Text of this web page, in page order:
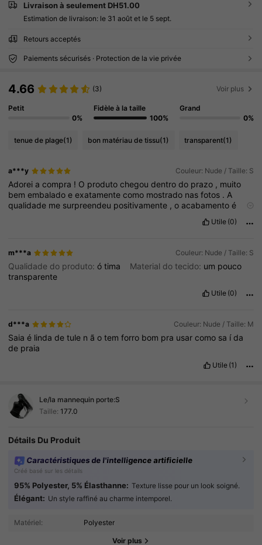
Livraison à seulement DH51.00
Estimation de livraison: le 31 août et le 5 sept.
Retours acceptés
Paiements sécurisés · Protection de la vie privée
4.66 (3) Voir plus
Petit
0%
Fidèle à la taille
100%
Grand
0%
tenue de plage(1) bon matériau de tissu(1) transparent(1)
a***y Couleur: Nude / Taille: S
Adorei acompra ! O produtochegoudentrodo prazo , muito
bemembaladoeexatamentecomo mostrado nasfotos . A
qualidade me surpreendeu positivamente ,o acabamentoé
medidas.Acor,os
muito satisfeita
estiverem d ú vida ênciae com certeza
compraria novamente .Espero queminhaavaliaçãoajude
outraspessoas
Utile (0)
m***a Couleur: Nude / Taille: S
Qualidade do produto:ótima Material do tecido: um pouco
transparente
Utile (0)
d***a Couleur: Nude / Taille: M
Saiaé lindadetule n ãotemforro bom pra usarcomo sa ída
de praia
Utile (1)
Le/la mannequin porte:S
Taille: 177.0
Détails Du Produit
Caractéristiques de l'intelligence artificielle
Créé basé sur les détails
95% Polyester, 5% Élasthanne: Texture lisse pour un look soigné.
Élégant: Un style raffiné au charme intemporel.
Matériel: Polyester
Voir plus